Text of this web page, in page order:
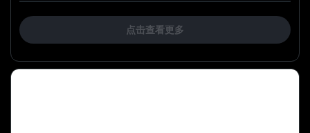
点击查看更多